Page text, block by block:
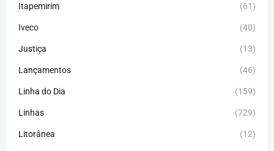
Itapemirim (61)
Iveco (40)
Justiça (13)
Lançamentos (46)
Linha do Dia (159)
Linhas (729)
Litorânea (12)